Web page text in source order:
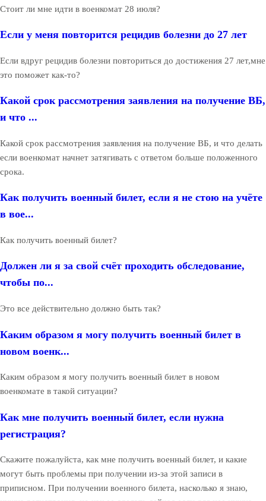
Стоит ли мне идти в военкомат 28 июля?
Если у меня повторится рецидив болезни до 27 лет
Если вдруг рецидив болезни повториться до достижения 27 лет,мне
это поможет как-то?
Какой срок рассмотрения заявления на получение ВБ,
и что ...
Какой срок рассмотрения заявления на получение ВБ, и что делать
если военкомат начнет затягивать с ответом больше положенного
срока.
Как получить военный билет, если я не стою на учёте
в вое...
Как получить военный билет?
Должен ли я за свой счёт проходить обследование,
чтобы по...
Это все действительно должно быть так?
Каким образом я могу получить военный билет в
новом военк...
Каким образом я могу получить военный билет в новом
военкомате в такой ситуации?
Как мне получить военный билет, если нужна
регистрация?
Скажите пожалуйста, как мне получить военный билет, и какие
могут быть проблемы при получении из-за этой записи в
приписном. При получении военного билета, насколько я знаю,